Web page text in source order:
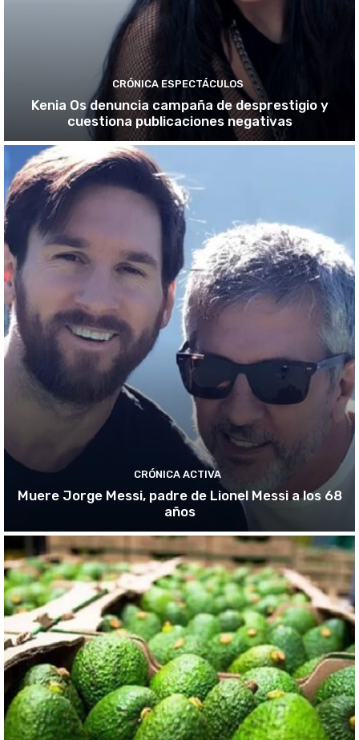
CRÓNICA ESPECTÁCULOS
Kenia Os denuncia campaña de desprestigio y
cuestiona publicaciones negativas
CRÓNICA ACTIVA
Muere Jorge Messi, padre de Lionel Messi a los 68
años